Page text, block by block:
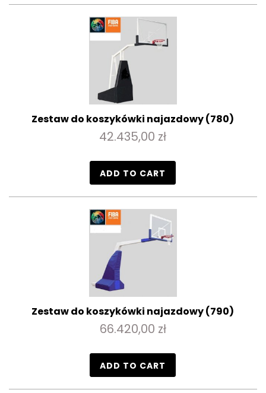
Zestaw do koszykówki najazdowy (780)
42.435,00 zł
ADD TO CART
Zestaw do koszykówki najazdowy (790)
66.420,00 zł
ADD TO CART